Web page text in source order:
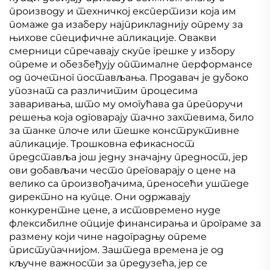
производу и техничкој експертизи која им
помаже да изаберу најприкладнију опрему за
њихове специфичне апликације. Овакви
смерници спречавају скупе грешке у избору
опреме и обезбеђују оптималне перформансе
од почетног постављања. Продавач је дубоко
упознат са различитим процесима
заваривања, што му омогућава да препоручи
решења која одговарају тачно захтевима, било
за танке плоче или тешке конструктивне
апликације. Трошковна ефикасност
представља још једну значајну предност, јер
ови добављачи често преговарају о цене на
велико са произвођачима, преносећи уштеде
директно на купце. Они одржавају
конкурентне цене, а истовремено нуде
флексибилне опције финансирања и програме за
размену који чине надоградњу опреме
приступачнијом. Заштеда времена је од
кључне важности за предузећа, јер се